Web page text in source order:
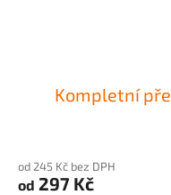
Kompletní
od 245 Kč bez DPH
od 297 Kč